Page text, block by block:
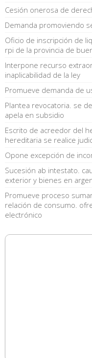
Cesión onerosa de
Demanda promoviendo
Oficio de inscripción de
rpi de la provincia de
Interpone recurso
inaplicabilidad de la ley
Promueve demanda de
Plantea revocatoria. se
apela en subsidio
Escrito de acreedor del
hereditaria se realice
Opone excepción de
Sucesión ab intestato.
exterior y bienes en
Promueve proceso
relación de consumo.
electrónico